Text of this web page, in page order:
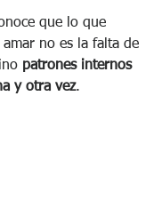
que lo que
no es la falta de
patrones internos
y otra vez.